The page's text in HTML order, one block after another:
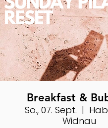
Breakfast &
So., 07. Sept.
  |
Widnau